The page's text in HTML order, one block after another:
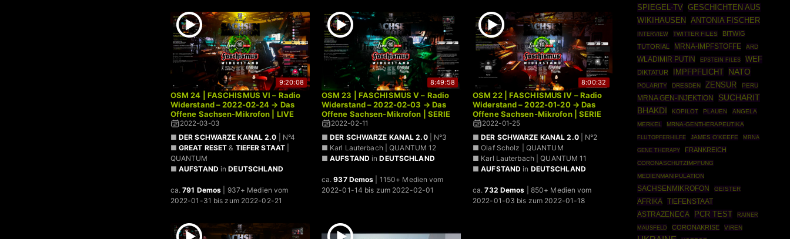
9:20:08
OSM 24 | FASCHISMUS VI – Radio
Widerstand – 2022-02-24 → Das
Offene Sachsen-Mikrofon | LIVE
2022-03-03
■ DER SCHWARZE KANAL 2.0 | N°4
■ GREAT RESET & TIEFER STAAT|
QUANTUM
■ AUFSTAND inDEUTSCHLAND
ca.791 Demos | 937+ Medien vom
2022-01-31 bis zum 2022-02-21
8:49:58
OSM 23 | FASCHISMUS V – Radio
Widerstand – 2022-02-03 → Das
Offene Sachsen-Mikrofon | SERIE
2022-02-11
■DER SCHWARZE KANAL 2.0| N°3
■ Karl Lauterbach | QUANTUM 12
■AUFSTAND inDEUTSCHLAND
ca.937 Demos | 1150+ Medien vom
2022-01-14 bis zum 2022-02-01
8:00:32
OSM 22 | FASCHISMUS IV – Radio
Widerstand – 2022-01-20 → Das
Offene Sachsen-Mikrofon | SERIE
2022-01-25
■DER SCHWARZE KANAL 2.0| N°2
■ Olaf Scholz | QUANTUM
■ Karl Lauterbach | QUANTUM 11
■AUFSTAND in DEUTSCHLAND
ca.732 Demos | 850+ Medien vom
2022-01-03 bis zum 2022-01-18
SPIEGEL-TV GESCHICHTEN AUS
WIKIHAUSEN
ANTONIA FISCHER
INTERVIEW TWITTER FILES
BITWIG
TUTORIAL
MRNA-IMPFSTOFFE ARD
WLADIMIR PUTIN EPSTEIN FILES WEF
DIKTATUR IMPFPFLICHT NATO
POLARITY DRESDEN ZENSUR PERU
MRNA GEN-INJEKTION
SUCHARIT
BHAKDI
KOPILOT PLAUEN
ANGELA
MERKEL
MRNA-GENTHERAPEUTIKA
FLUTOPFERHILFE JAMES O'KEEFE
MRNA
GENE THERAPY
FRANKREICH
CORONASCHUTZIMPFUNG
MEDIENMANIPULATION
SACHSENMIKROFON GEISTER
AFRIKA TIEFENSTAAT
ASTRAZENECA PCR TEST
RAINER
MAUSFELD
CORONAKRISE VIREN